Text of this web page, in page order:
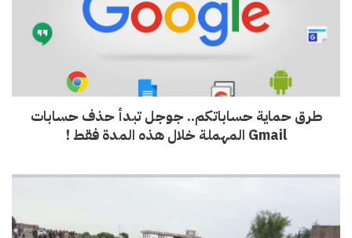
طرق حماية حساباتكم.. جوجل تبدأ حذف حسابات
Gmail المهملة خلال هذه المدة فقط !